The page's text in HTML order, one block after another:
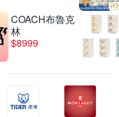
COACH布魯克
林
$8999